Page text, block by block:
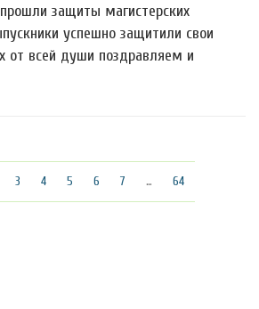
защиты магистерских
успешно защитили свои
от всей души поздравляем и
3 4 5 6 7 … 64